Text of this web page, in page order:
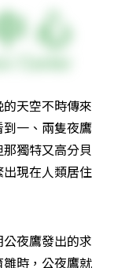
天空不時傳來
一、兩隻夜鷹
獨特又高分貝
現在人類居住
夜鷹發出的求
時，公夜鷹就